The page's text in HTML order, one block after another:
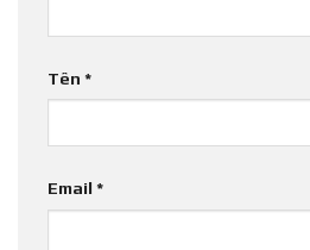
Tên *
Email *